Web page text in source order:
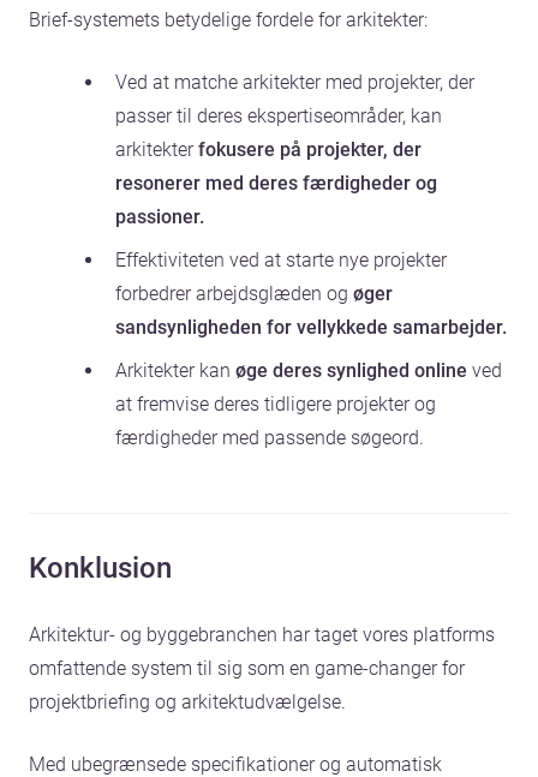
Brief-systemets betydelige fordele for arkitekter:
Ved at matche arkitekter med projekter, der
passer til deres ekspertiseområder, kan
arkitekterfokusere på projekter, der
resonerer med deres færdigheder og
passioner.
Effektiviteten ved at starte nye projekter
forbedrer arbejdsglæden og øger
sandsynligheden for vellykkede samarbejder.
Arkitekter kan øge deres synlighed online ved
at fremvise deres tidligere projekter og
færdigheder med passende søgeord.
Konklusion
Arkitektur- og byggebranchen har taget vores platforms
omfattende system til sig som en game-changer for
projektbriefing og arkitektudvælgelse.
Med ubegrænsede specifikationer og automatisk